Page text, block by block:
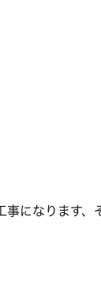
になります、